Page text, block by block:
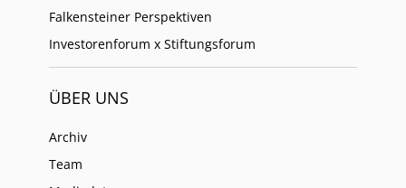
Falkensteiner Perspektiven
Investorenforum x Stiftungsforum
ÜBER UNS
Archiv
Team